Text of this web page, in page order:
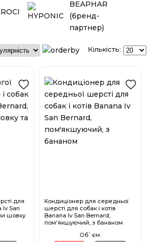
Кількість:
для
Iv San
шовку
Кондиціонер для середньої
шерсті для собак і котів
Banana Iv San Bernard,
пом'якшуючий, з бананом
Об`єм: